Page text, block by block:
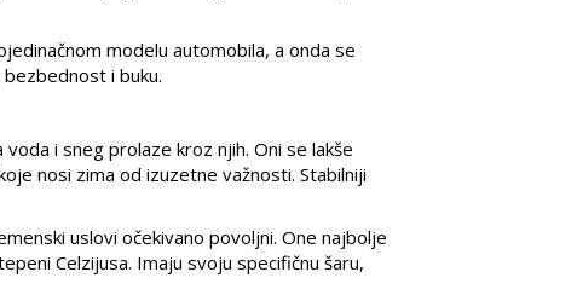
modelu automobila, a onda se
i buku.
i sneg prolaze kroz njih. Oni se lakše
nosi zima od izuzetne važnosti. Stabilniji
uslovi očekivano povoljni. One najbolje
Celzijusa. Imaju svoju specifičnu šaru,